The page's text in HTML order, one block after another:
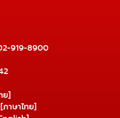
919-8900
ย]
[ภาษาไทย]